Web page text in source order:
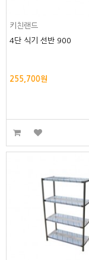
키친랜드
4단 식기 선반 900
255,700원